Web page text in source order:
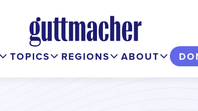
TOPICS REGIONS ABOUT